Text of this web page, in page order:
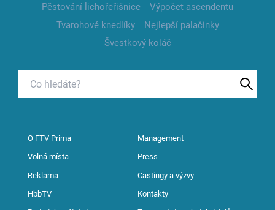
Pěstování lichořeřišnice
Výpočet ascendentu
Tvarohové knedlíky
Nejlepší palačinky
Švestkový koláč
O FTV Prima Management
Volná místa Press
Reklama Castingy a výzvy
HbbTV Kontakty